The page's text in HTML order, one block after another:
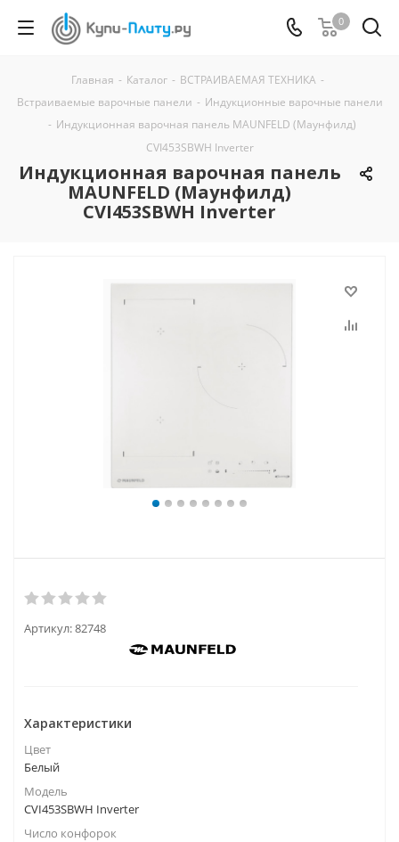
0
Главная - Каталог - ВСТРАИВАЕМАЯ ТЕХНИКА -
Встраиваемые варочные панели - Индукционные варочные панели
- Индукционная варочная панель MAUNFELD (Маунфилд)
CVI453SBWH Inverter
Индукционная варочная панель
MAUNFELD (Маунфилд)
CVI453SBWH Inverter
Артикул:82748
Характеристики
Цвет
Белый
Модель
CVI453SBWH Inverter
Число конфорок